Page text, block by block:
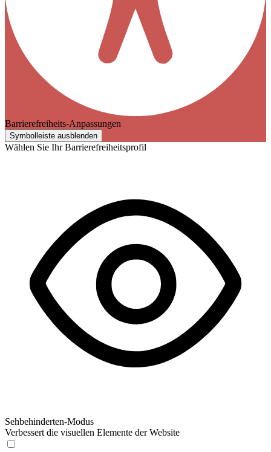
Barrierefreiheits-Anpassungen
Symbolleiste ausblenden
Wählen Sie Ihr Barrierefreiheitsprofil
Sehbehinderten-Modus
Verbessert die visuellen Elemente der Website